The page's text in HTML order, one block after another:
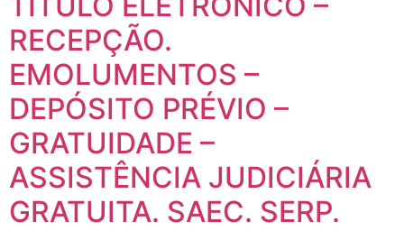
RECEPÇÃO.
EMOLUMENTOS –
DEPÓSITO PRÉVIO –
GRATUIDADE –
ASSISTÊNCIA JUDICIÁRIA
GRATUITA. SAEC. SERP.